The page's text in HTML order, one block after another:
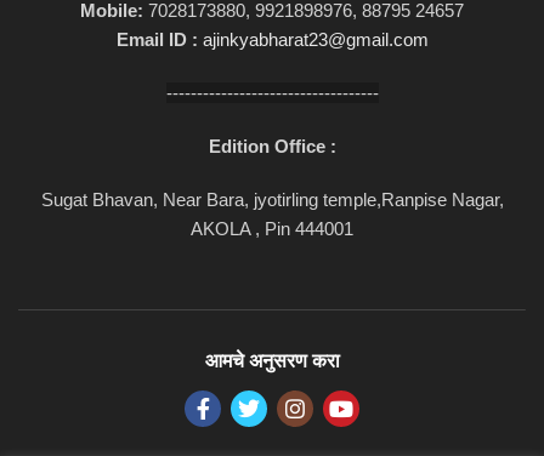
Mobile: 7028173880, 9921898976, 88795 24657
Email ID : ajinkyabharat23@gmail.com
-----------------------------------
Edition Office :
Sugat Bhavan, Near Bara, jyotirling temple,Ranpise Nagar,
AKOLA , Pin 444001
आमचे अनुसरण करा